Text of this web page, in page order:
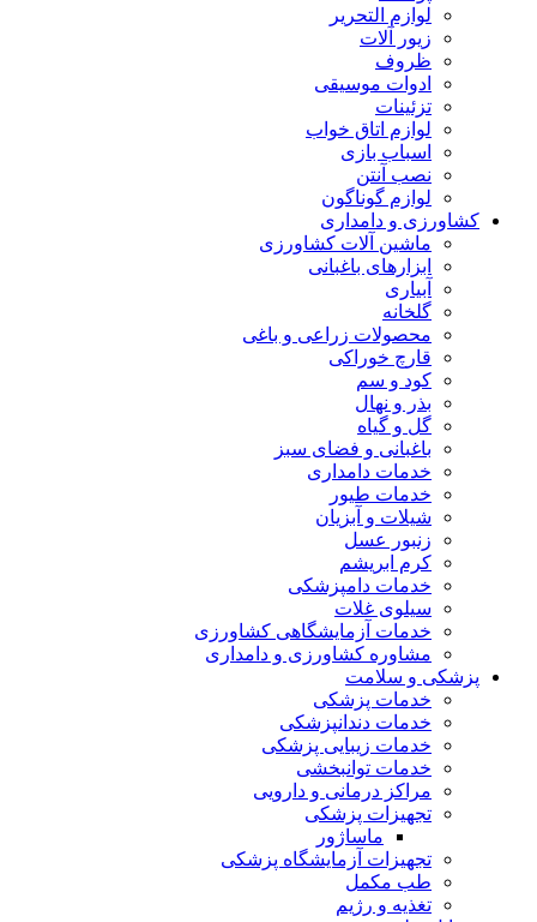
لوازم التحریر
زیور آلات
ظروف
ادوات موسیقی
تزئینات
لوازم اتاق خواب
اسباب بازی
نصب آنتن
لوازم گوناگون
کشاورزی و دامداری
ماشین آلات کشاورزی
ابزارهای باغبانی
آبیاری
گلخانه
محصولات زراعی و باغی
قارچ خوراکی
کود و سم
بذر و نهال
گل و گیاه
باغبانی و فضای سبز
خدمات دامداری
خدمات طیور
شیلات و آبزیان
زنبور عسل
کرم ابریشم
خدمات دامپزشکی
سیلوی غلات
خدمات آزمایشگاهی کشاورزی
مشاوره کشاورزی و دامداری
پزشکی و سلامت
خدمات پزشکی
خدمات دندانپزشکی
خدمات زیبایی پزشکی
خدمات توانبخشی
مراکز درمانی و دارویی
تجهیزات پزشکی
ماساژور
تجهیزات آزمایشگاه پزشکی
طب مکمل
تغذیه و رژیم